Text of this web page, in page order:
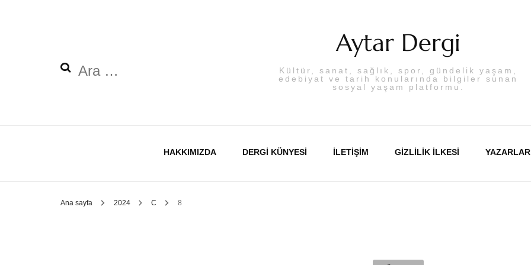
Arama:
Aytar Dergi
Kültür, sanat, sağlık, spor, gündelik yaşam,
edebiyat ve tarih konularında bilgiler sunan
sosyal yaşam platformu.
HAKKIMIZDA DERGI KÜNYESI İLETIŞIM GIZLILIK İLKESI
Ana sayfa 2024 C 8